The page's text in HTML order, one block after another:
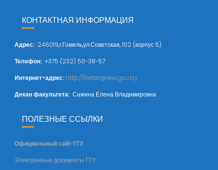
КОНТАКТНАЯ ИНФОРМАЦИЯ
Адрес: 246019,г.Гомель,ул.Советская, 102 (корпус 5)
Телефон: +375 (232) 50-38-57
Интернет-адрес: http://forlangnew.gsu.by
Декан факультета: Сажина Елена Владимировна
ПОЛЕЗНЫЕ ССЫЛКИ
Официальный сайт ГГУ
Электронные документы ГГУ